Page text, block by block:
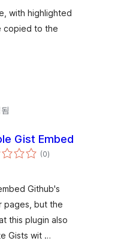
점
with highlighted
copied to the
Gist Embed
(0전
체)
Github's
pages, but the
this plugin also
Gists wit …